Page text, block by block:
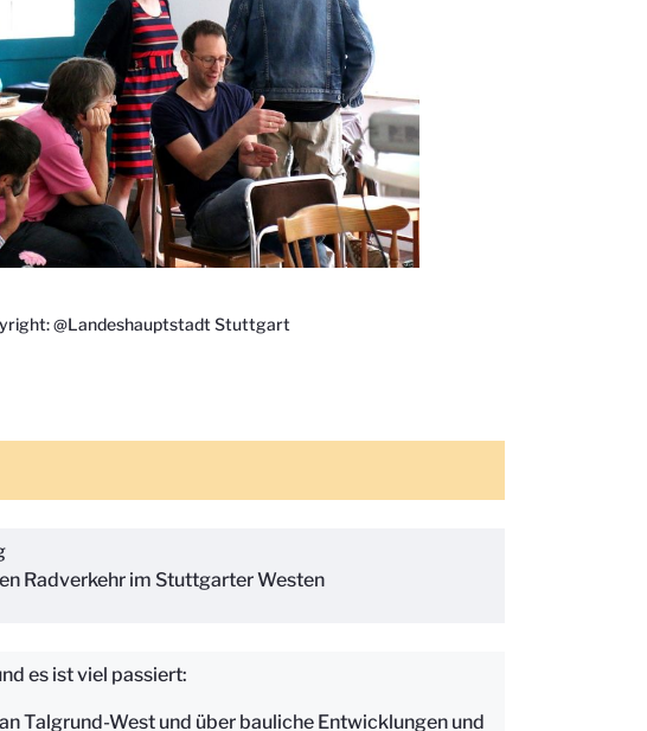
@Landeshauptstadt Stuttgart
Radverkehr im Stuttgarter Westen
es ist viel passiert:
Talgrund-West und über bauliche Entwicklungen und